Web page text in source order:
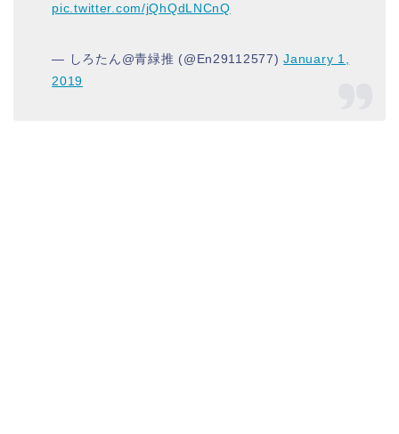
pic.twitter.com/jQhQdLNCnQ
— しろたん@青緑推 (@En29112577)January 1,
2019